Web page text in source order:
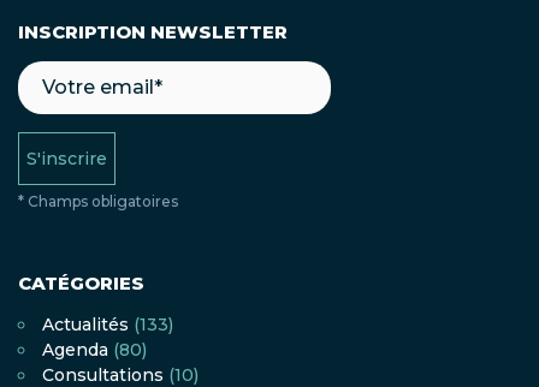
INSCRIPTION NEWSLETTER
S'inscrire
* Champs obligatoires
CATÉGORIES
Actualités (133)
Agenda (80)
Consultations (10)